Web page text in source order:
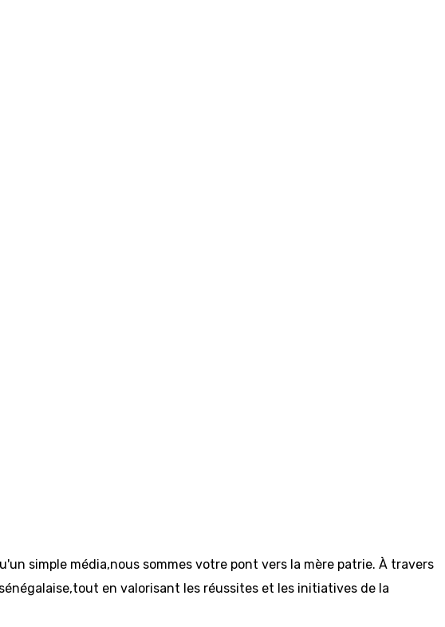
simple média,nous sommes votre pont vers la mère patrie. À travers
en valorisant les réussites et les initiatives de la